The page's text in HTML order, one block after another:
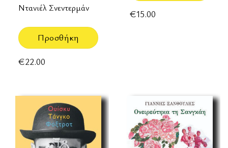
Ντανιέλ Σνεντερμάν
Προσθήκη
€22.00
€15.00